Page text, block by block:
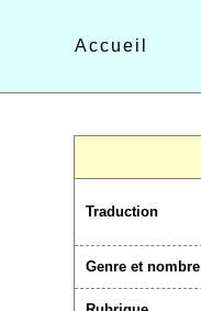
Accueil
Traduction
Genre et nombre